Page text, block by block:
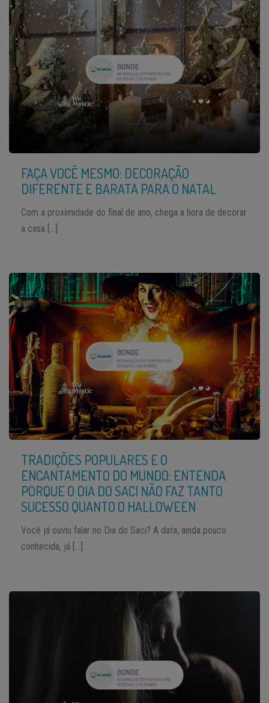
FAÇA VOCÊ MESMO: DECORAÇÃO
DIFERENTE E BARATA PARA O NATAL
Com a proximidade do final de ano, chega a hora de decorar
a casa […]
TRADIÇÕES POPULARES E O
ENCANTAMENTO DO MUNDO: ENTENDA
PORQUE O DIA DO SACI NÃO FAZ TANTO
SUCESSO QUANTO O HALLOWEEN
Você já ouviu falar no Dia do Saci? A data, ainda pouco
conhecida, já […]